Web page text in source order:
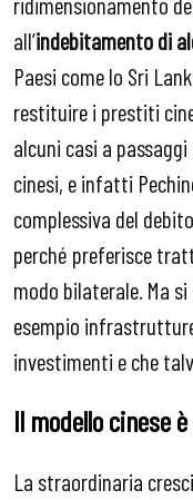
all’indebitamento di
Paesi come lo Sri
restituire i prestiti
alcuni casi a
cinesi, e infatti
complessiva del
perché preferisce
modo bilaterale. Ma
esempio
investimenti e che
Il modello cinese
La straordinaria